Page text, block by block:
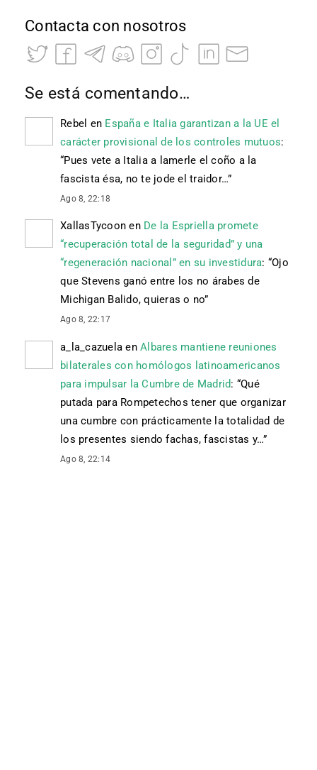
Contacta con nosotros
Se está comentando…
Rebel en España e Italia garantizan a la UE el
carácter provisional de los controles mutuos:
“Pues vete a Italia a lamerle el coño a la
fascista ésa, no te jode el traidor…”
Ago 8, 22:18
XallasTycoon en De la Espriella promete
“recuperación total de la seguridad” y una
“regeneración nacional” en su investidura: “Ojo
que Stevens ganó entre los no árabes de
Michigan Balido, quieras o no”
Ago 8, 22:17
a_la_cazuela en Albares mantiene reuniones
bilaterales con homólogos latinoamericanos
para impulsar la Cumbre de Madrid: “Qué
putada para Rompetechos tener que organizar
una cumbre con prácticamente la totalidad de
los presentes siendo fachas, fascistas y…”
Ago 8, 22:14